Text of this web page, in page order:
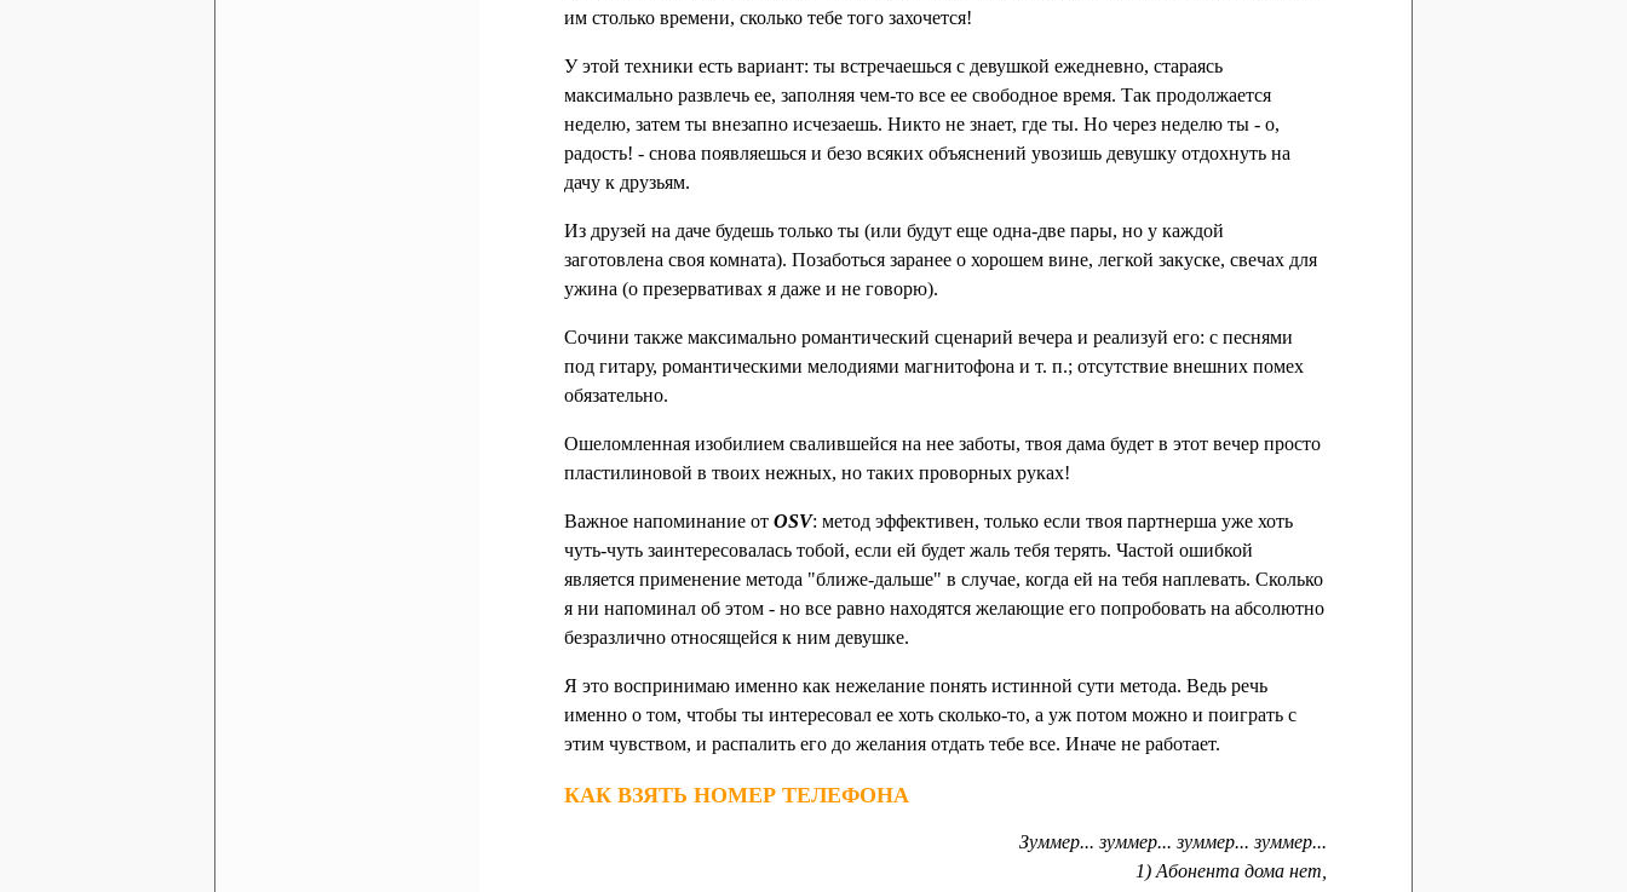
им столько времени, сколько тебе того захочется!
У этой техники есть вариант: ты встречаешься с девушкой ежедневно, стараясь
максимально развлечь ее, заполняя чем-то все ее свободное время. Так продолжается
неделю, затем ты внезапно исчезаешь. Никто не знает, где ты. Но через неделю ты - о,
радость! - снова появляешься и безо всяких объяснений увозишь девушку отдохнуть на
дачу к друзьям.
Из друзей на даче будешь только ты (или будут еще одна-две пары, но у каждой
заготовлена своя комната). Позаботься заранее о хорошем вине, легкой закуске, свечах для
ужина (о презервативах я даже и не говорю).
Сочини также максимально романтический сценарий вечера и реализуй его: с песнями
под гитару, романтическими мелодиями магнитофона и т. п.; отсутствие внешних помех
обязательно.
Ошеломленная изобилием свалившейся на нее заботы, твоя дама будет в этот вечер просто
пластилиновой в твоих нежных, но таких проворных руках!
Важное напоминание от OSV: метод эффективен, только если твоя партнерша уже хоть
чуть-чуть заинтересовалась тобой, если ей будет жаль тебя терять. Частой ошибкой
является применение метода "ближе-дальше" в случае, когда ей на тебя наплевать. Сколько
я ни напоминал об этом - но все равно находятся желающие его попробовать на абсолютно
безразлично относящейся к ним девушке.
Я это воспринимаю именно как нежелание понять истинной сути метода. Ведь речь
именно о том, чтобы ты интересовал ее хоть сколько-то, а уж потом можно и поиграть с
этим чувством, и распалить его до желания отдать тебе все. Иначе не работает.
КАК ВЗЯТЬ НОМЕР ТЕЛЕФОНА
Зуммер... зуммер... зуммер... зуммер...
1) Абонента дома нет,